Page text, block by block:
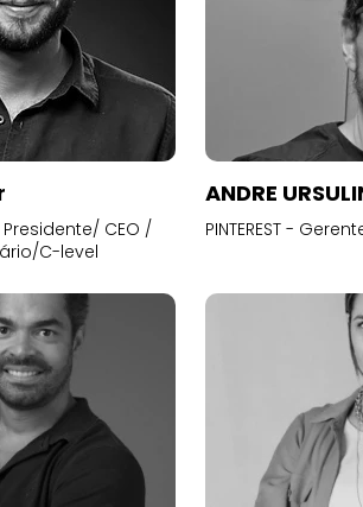
- Presidente/ CEO /
C-level
ANDRE
PINTEREST -